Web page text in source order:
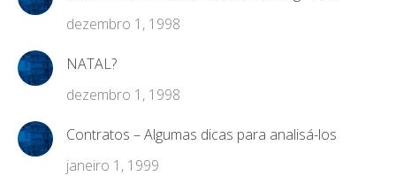
dezembro 1, 1998
NATAL?
dezembro 1, 1998
Contratos – Algumas dicas para analisá-los
janeiro 1, 1999